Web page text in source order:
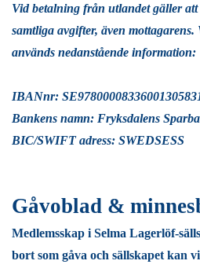
Vid betalning från utlandet gäller
samtliga avgifter, även
används nedanstående information:
IBANnr:
Bankens namn: Fryksdalens
BIC/SWIFT adress: SWEDSESS
Gåvoblad &
Medlemsskap i Selma Lagerlöf-
bort som gåva och sällskapet kan